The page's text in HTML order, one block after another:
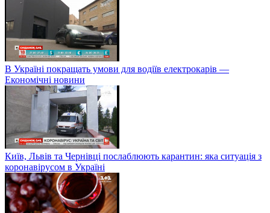
В Україні покращать умови для водіїв електрокарів —
Економічні новини
Київ, Львів та Чернівці послаблюють карантин: яка ситуація з
коронавірусом в Україні